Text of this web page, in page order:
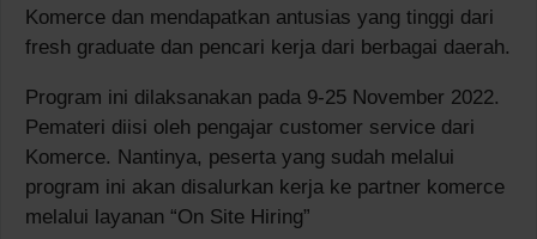
Komerce dan mendapatkan antusias yang tinggi dari
fresh graduate dan pencari kerja dari berbagai daerah.
Program ini dilaksanakan pada 9-25 November 2022.
Pemateri diisi oleh pengajar customer service dari
Komerce. Nantinya, peserta yang sudah melalui
program ini akan disalurkan kerja ke partner komerce
melalui layanan “On Site Hiring”